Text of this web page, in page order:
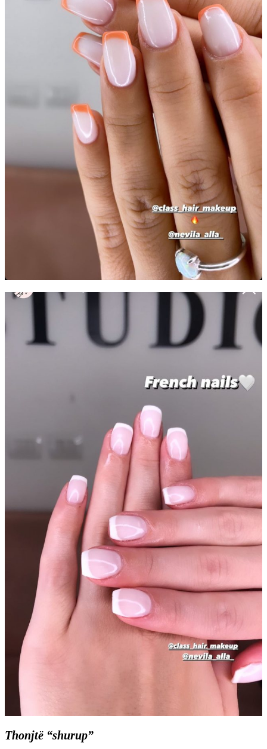
Thonjtë “shurup”